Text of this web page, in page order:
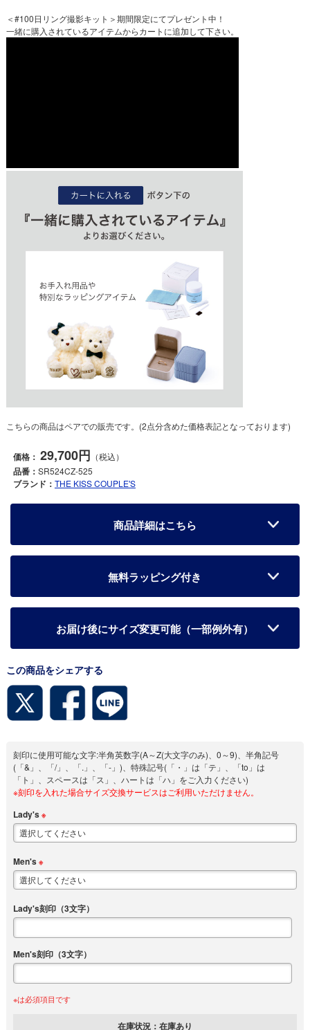
＜#100日リング撮影キット＞期間限定にてプレゼント中！
一緒に購入されているアイテムからカートに追加して下さい。
こちらの商品はペアでの販売です。(2点分含めた価格表記となっております)
価格： 29,700円 （税込）
品番： SR524CZ-525
ブランド： THE KISS COUPLE'S
商品詳細はこちら
無料ラッピング付き
お届け後にサイズ変更可能（一部例外有）
この商品をシェアする
刻印に使用可能な文字:半角英数字(A～Z(大文字のみ)、0～9)、半角記号
(「&」、「/」、「.」、「-」)、特殊記号(「・」は「テ」、「to」は
「ト」、スペースは「ス」、ハートは「ハ」をご入力ください)
※刻印を入れた場合サイズ交換サービスはご利用いただけません。
Lady's※
Men's※
Lady's刻印（3文字）
Men's刻印（3文字）
※は必須項目です
在庫状況： 在庫あり